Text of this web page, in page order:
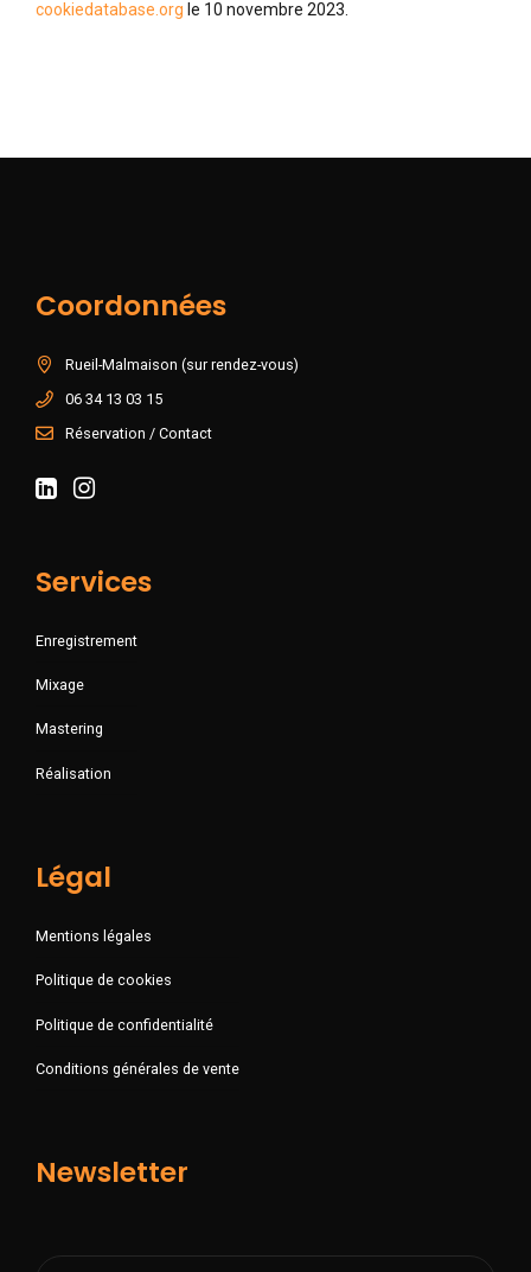
cookiedatabase.org le 10 novembre 2023.
Coordonnées
Rueil-Malmaison (sur rendez-vous)
06 34 13 03 15
Réservation / Contact
Services
Enregistrement
Mixage
Mastering
Réalisation
Légal
Mentions légales
Politique de cookies
Politique de confidentialité
Conditions générales de vente
Newsletter